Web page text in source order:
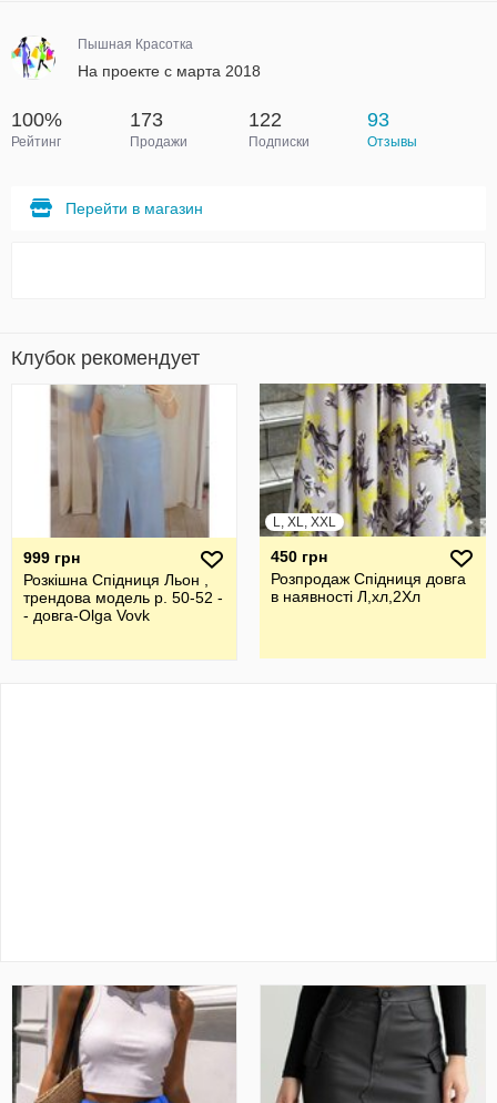
Пышная Красотка
На проекте с марта 2018
100%
Рейтинг
173
Продажи
122
Подписки
93
Отзывы
Перейти в магазин
Клубок рекомендует
999 грн
Розкішна Спідниця Льон ,
трендова модель р. 50-52 -
- довга-Olga Vovk
L, XL, XXL
450 грн
Розпродаж Спідниця довга
в наявності Л,хл,2Хл